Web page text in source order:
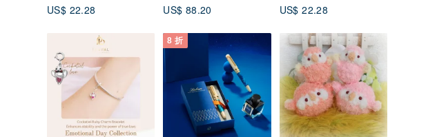
US$ 22.28
US$ 88.20
US$ 22.28
8 折